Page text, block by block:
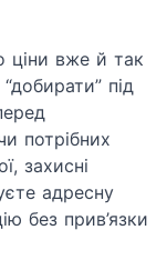
ціни вже й так
під
потрібних
захисні
адресну
без прив’язки